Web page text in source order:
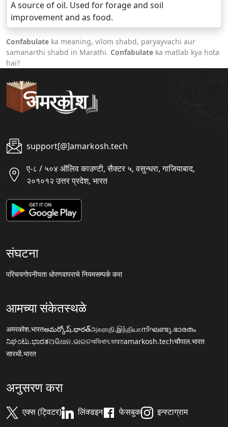
A source of oil. Used for forage and soil
improvement and as food.
Confabulate ka meaning, vilom shabd, paryayvachi aur
samanarthi shabd in Marathi. Confabulate ka matlab kya hota
hai?
support[@]amarkosh.tech
ए-८ / ५०४ ऑलिव काउण्टी, सैक्टर ५, वसुन्धरा, गाजियाबाद,
२०१०१२ उत्तर प्रदेश, भारत
संघटना
परिचयगोपनीयता धोरणवापराचे नियमसम्पर्क करा
आमच्या संकेतस्थळे
अमरकोश.भारतఅమర్కోష్.భారత్அகராதி.இந்தியாനിഘണ്ടു.ഭാരതം
ನಿಘಂಟು.ಭಾರತଅଭିଧାନ.ଭାରତঅভিধান.ভারতamarkosh.techचौपाल.भारत
सारथी.भारत
अनुसरण करा
एक्स (ट्विटर) लिंक्डइन फेसबुक इन्स्टाग्राम